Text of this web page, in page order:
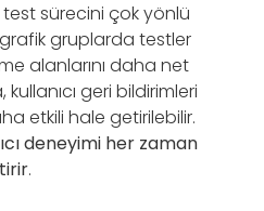
sürecini çok yönlü
gruplarda testler
alanlarını daha net
geri bildirimleri
etkili hale getirilebilir.
deneyimi her zaman
.